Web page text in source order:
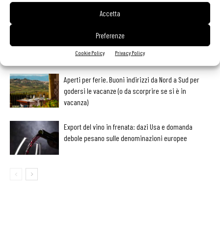
Accetta
Preferenze
Cookie Policy Privacy Policy
Ampliare l’attività del ristorante al catering? Sì, ma la
Aperti per ferie. Buoni indirizzi da Nord a Sud per
godersi le vacanze (o da scorprire se si è in
vacanza)
Export del vino in frenata: dazi Usa e domanda
debole pesano sulle denominazioni europee